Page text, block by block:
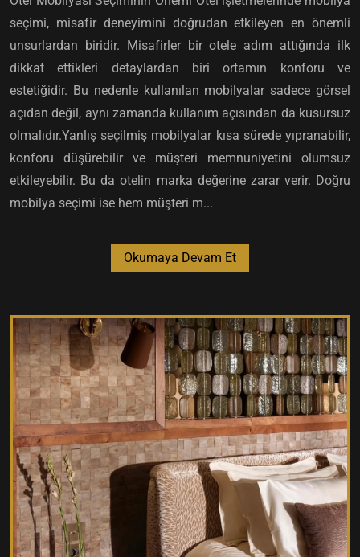
seçimi, misafir deneyimini doğrudan etkileyen en önemli
unsurlardan biridir. Misafirler bir otele adım attığında ilk
dikkat ettikleri detaylardan biri ortamın konforu ve
estetiğidir. Bu nedenle kullanılan mobilyalar sadece görsel
açıdan değil, aynı zamanda kullanım açısından da kusursuz
olmalıdır.Yanlış seçilmiş mobilyalar kısa sürede yıpranabilir,
konforu düşürebilir ve müşteri memnuniyetini olumsuz
etkileyebilir. Bu da otelin marka değerine zarar verir. Doğru
mobilya seçimi ise hem müşteri m...
Okumaya Devam Et